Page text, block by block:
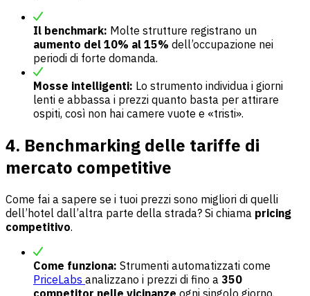
Il benchmark: Molte strutture registrano un
aumento del 10% al 15% dell’occupazione nei
periodi di forte domanda.
Mosse intelligenti: Lo strumento individua i giorni
lenti e abbassa i prezzi quanto basta per attirare
ospiti, così non hai camere vuote e «tristi».
4. Benchmarking delle tariffe di
mercato competitive
Come fai a sapere se i tuoi prezzi sono migliori di quelli
dell’hotel dall’altra parte della strada? Si chiama pricing
competitivo.
Come funziona: Strumenti automatizzati come
PriceLabs analizzano i prezzi di fino a 350